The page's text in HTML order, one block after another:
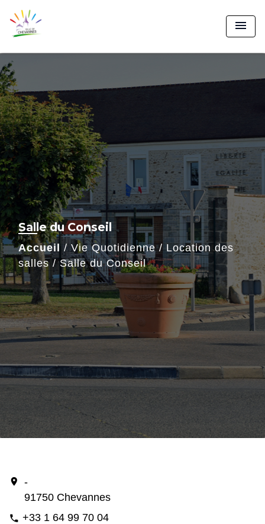
menu
Salle du Conseil
Accueil / Vie Quotidienne/ Location des
salles/Salle du Conseil
location_on
-
91750 Chevannes
phone +33 1 64 99 70 04